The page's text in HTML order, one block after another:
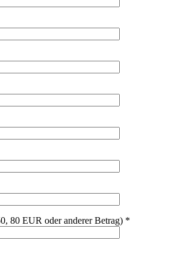
80 EUR oder anderer Betrag) *